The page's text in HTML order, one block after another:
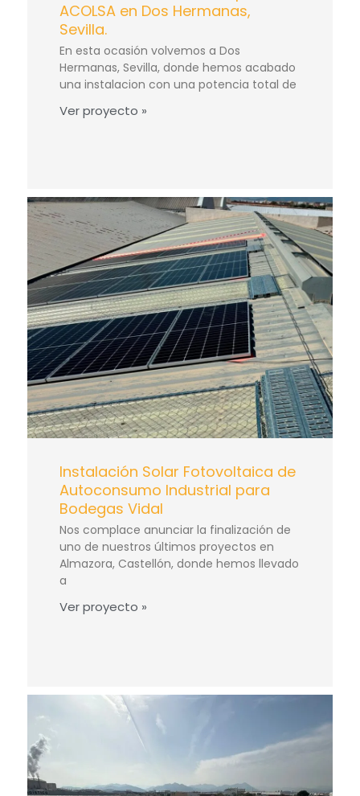
ACOLSA en Dos Hermanas,
Sevilla.
En esta ocasión volvemos a Dos
Hermanas, Sevilla, donde hemos acabado
una instalacion con una potencia total de
Ver proyecto »
Instalación Solar Fotovoltaica de
Autoconsumo Industrial para
Bodegas Vidal
Nos complace anunciar la finalización de
uno de nuestros últimos proyectos en
Almazora, Castellón, donde hemos llevado
a
Ver proyecto »